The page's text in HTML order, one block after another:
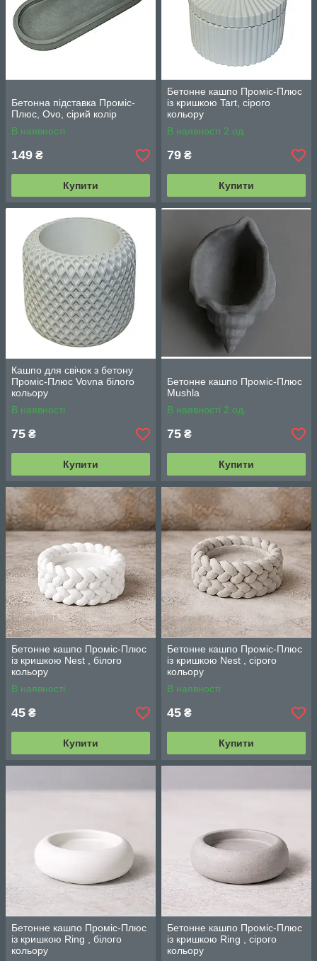
Бетонна підставка Проміс-
Плюс, Ovo, сірий колір
В наявності
149 ₴
Купити
Бетонне кашпо Проміс-Плюс
із кришкою Tart, сірого
кольору
В наявності 2 од.
79 ₴
Купити
Кашпо для свічок з бетону
Проміс-Плюс Vovna білого
кольору
В наявності
75 ₴
Купити
Бетонне кашпо Проміс-Плюс
Mushla
В наявності 2 од.
75 ₴
Купити
Бетонне кашпо Проміс-Плюс
із кришкою Nest , білого
кольору
В наявності
45 ₴
Купити
Бетонне кашпо Проміс-Плюс
із кришкою Nest , сірого
кольору
В наявності
45 ₴
Купити
Бетонне кашпо Проміс-Плюс
із кришкою Ring , білого
кольору
Бетонне кашпо Проміс-Плюс
із кришкою Ring , сірого
кольору